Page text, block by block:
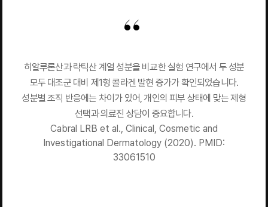
히알루론산과 락틱산 계열 성분을 비교한 실험 연구에서 두 성분
모두 대조군 대비 제1형 콜라겐 발현 증가가 확인되었습니다.
성분별 조직 반응에는 차이가 있어, 개인의 피부 상태에 맞는 제형
선택과 의료진 상담이 중요합니다.
Cabral LRB et al., Clinical, Cosmetic and
Investigational Dermatology (2020). PMID:
33061510